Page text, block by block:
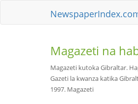
Magazeti na
Magazeti kutoka Gibraltar.
Gazeti la kwanza katika
1997. Magazeti